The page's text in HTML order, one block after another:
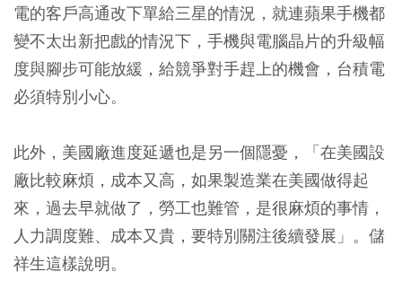
電的客戶高通改下單給三星的情況，就連蘋果手機都
變不太出新把戲的情況下，手機與電腦晶片的升級幅
度與腳步可能放緩，給競爭對手趕上的機會，台積電
必須特別小心。
此外，美國廠進度延遞也是另一個隱憂，「在美國設
廠比較麻煩，成本又高，如果製造業在美國做得起
來，過去早就做了，勞工也難管，是很麻煩的事情，
人力調度難、成本又貴，要特別關注後續發展」。儲
祥生這樣說明。